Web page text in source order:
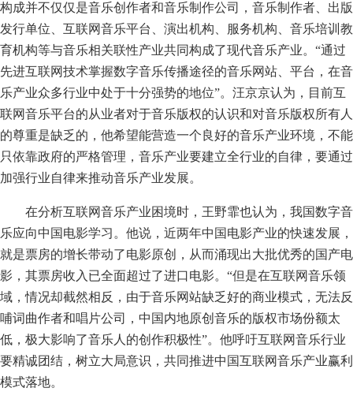
构成并不仅仅是音乐创作者和音乐制作公司，音乐制作者、出版
发行单位、互联网音乐平台、演出机构、服务机构、音乐培训教
育机构等与音乐相关联性产业共同构成了现代音乐产业。“通过
先进互联网技术掌握数字音乐传播途径的音乐网站、平台，在音
乐产业众多行业中处于十分强势的地位”。汪京京认为，目前互
联网音乐平台的从业者对于音乐版权的认识和对音乐版权所有人
的尊重是缺乏的，他希望能营造一个良好的音乐产业环境，不能
只依靠政府的严格管理，音乐产业要建立全行业的自律，要通过
加强行业自律来推动音乐产业发展。
在分析互联网音乐产业困境时，王野霏也认为，我国数字音
乐应向中国电影学习。他说，近两年中国电影产业的快速发展，
就是票房的增长带动了电影原创，从而涌现出大批优秀的国产电
影，其票房收入已全面超过了进口电影。“但是在互联网音乐领
域，情况却截然相反，由于音乐网站缺乏好的商业模式，无法反
哺词曲作者和唱片公司，中国内地原创音乐的版权市场份额太
低，极大影响了音乐人的创作积极性”。他呼吁互联网音乐行业
要精诚团结，树立大局意识，共同推进中国互联网音乐产业赢利
模式落地。